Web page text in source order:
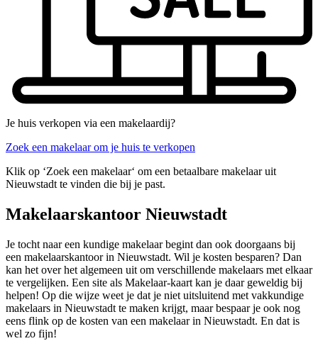
Je huis verkopen via een makelaardij?
Zoek een makelaar om je huis te verkopen
Klik op ‘Zoek een makelaar‘ om een betaalbare makelaar uit
Nieuwstadt te vinden die bij je past.
Makelaarskantoor Nieuwstadt
Je tocht naar een kundige makelaar begint dan ook doorgaans bij
een makelaarskantoor in Nieuwstadt. Wil je kosten besparen? Dan
kan het over het algemeen uit om verschillende makelaars met elkaar
te vergelijken. Een site als Makelaar-kaart kan je daar geweldig bij
helpen! Op die wijze weet je dat je niet uitsluitend met vakkundige
makelaars in Nieuwstadt te maken krijgt, maar bespaar je ook nog
eens flink op de kosten van een makelaar in Nieuwstadt. En dat is
wel zo fijn!